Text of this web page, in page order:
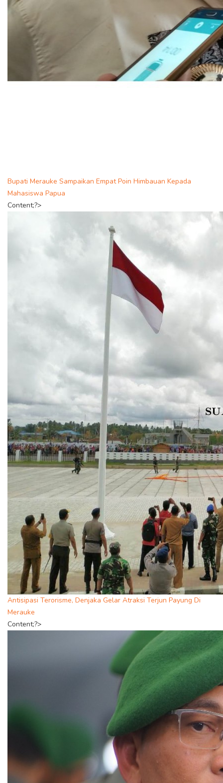
Bupati Merauke Sampaikan Empat Poin Himbauan Kepada
Mahasiswa Papua
Content;?>
Antisipasi Terorisme, Denjaka Gelar Atraksi Terjun Payung Di
Merauke
Content;?>